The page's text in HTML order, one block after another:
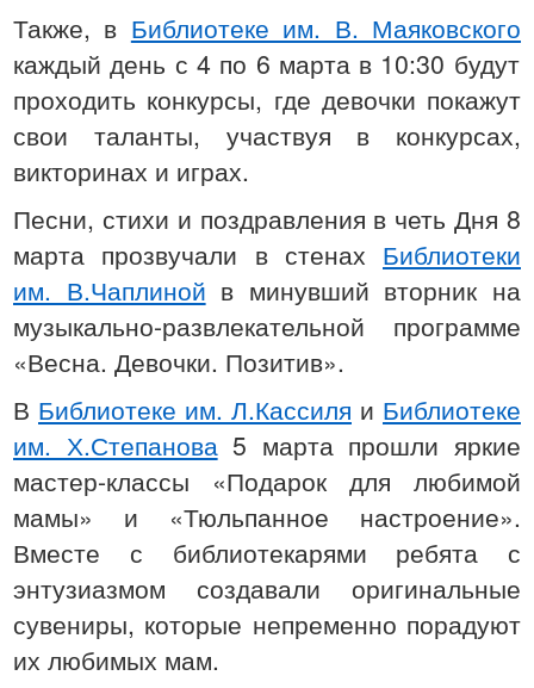
Также, в Библиотеке им. В. Маяковского
каждый день с 4 по 6 марта в 10:30 будут
проходить конкурсы, где девочки покажут
свои таланты, участвуя в конкурсах,
викторинах и играх.
Песни, стихи и поздравления в четь Дня 8
марта прозвучали в стенах Библиотеки
им. В.Чаплиной в минувший вторник на
музыкально-развлекательной программе
«Весна. Девочки. Позитив».
В Библиотеке им. Л.Кассиля и Библиотеке
им. Х.Степанова5 марта прошли яркие
мастер-классы «Подарок для любимой
мамы» и «Тюльпанное настроение».
Вместе с библиотекарями ребята с
энтузиазмом создавали оригинальные
сувениры, которые непременно порадуют
их любимых мам.